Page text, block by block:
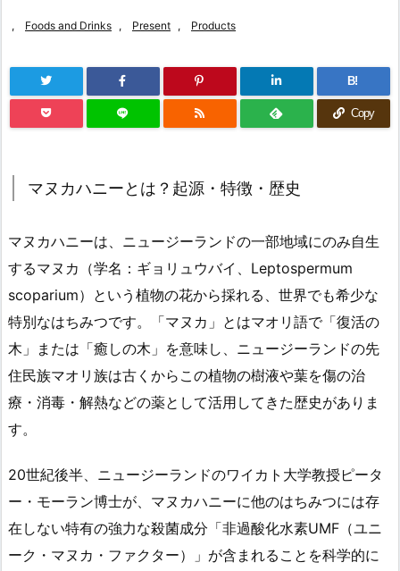
, Foods and Drinks , Present , Products
B!
Copy
マヌカハニーとは？起源・特徴・歴史
マヌカハニーは、ニュージーランドの一部地域にのみ自生
するマヌカ（学名：ギョリュウバイ、Leptospermum
scoparium）という植物の花から採れる、世界でも希少な
特別なはちみつです。「マヌカ」とはマオリ語で「復活の
木」または「癒しの木」を意味し、ニュージーランドの先
住民族マオリ族は古くからこの植物の樹液や葉を傷の治
療・消毒・解熱などの薬として活用してきた歴史がありま
す。
20世紀後半、ニュージーランドのワイカト大学教授ピータ
ー・モーラン博士が、マヌカハニーに他のはちみつには存
在しない特有の強力な殺菌成分「非過酸化水素UMF（ユニ
ーク・マヌカ・ファクター）」が含まれることを科学的に